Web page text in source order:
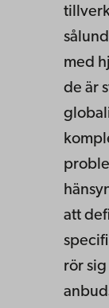
med
de är
att
rör